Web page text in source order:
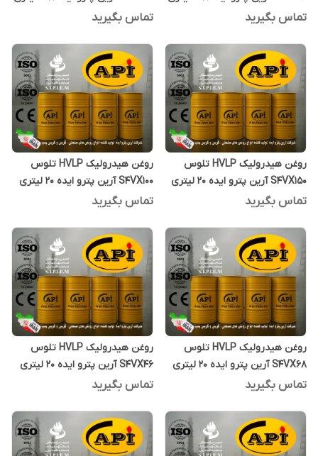
تماس بگیرید تماس بگیرید
روغن هیدرولیک HVLP تلوس
S4VX150 آرین پترو ایده 20 لیتری
تماس بگیرید
روغن هیدرولیک HVLP تلوس
S4VX100 آرین پترو ایده 20 لیتری
تماس بگیرید
روغن هیدرولیک HVLP تلوس
S4VX68 آرین پترو ایده 20 لیتری
تماس بگیرید
روغن هیدرولیک HVLP تلوس
S4VX46 آرین پترو ایده 20 لیتری
تماس بگیرید